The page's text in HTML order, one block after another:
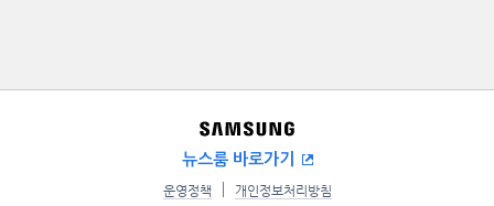
뉴스룸 바로가기
운영정책 개인정보처리방침